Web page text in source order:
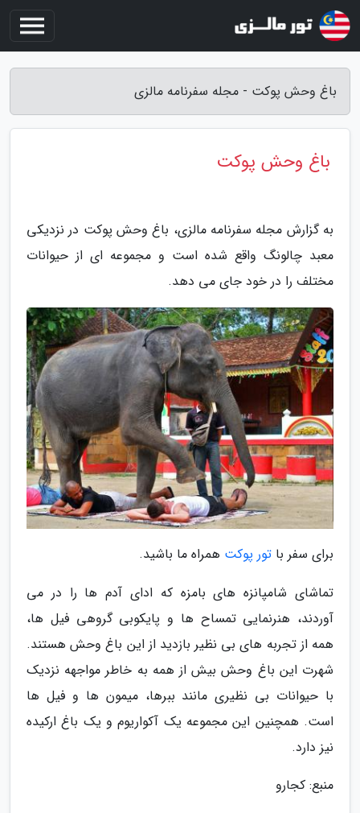
باغ وحش پوکت - مجله سفرنامه مالزی
باغ وحش پوکت
به گزارش مجله سفرنامه مالزی، باغ وحش پوکت در نزدیکی
معبد چالونگ واقع شده است و مجموعه ای از حیوانات
مختلف را در خود جای می دهد.
برای سفر با تور پوکت همراه ما باشید.
تماشای شامپانزه های بامزه که ادای آدم ها را در می
آوردند، هنرنمایی تمساح ها و پایکوبی گروهی فیل ها،
همه از تجربه های بی نظیر بازدید از این باغ وحش هستند.
شهرت این باغ وحش بیش از همه به خاطر مواجهه نزدیک
با حیوانات بی نظیری مانند ببرها، میمون ها و فیل ها
است. همچنین این مجموعه یک آکواریوم و یک باغ ارکیده
نیز دارد.
منبع: کجارو